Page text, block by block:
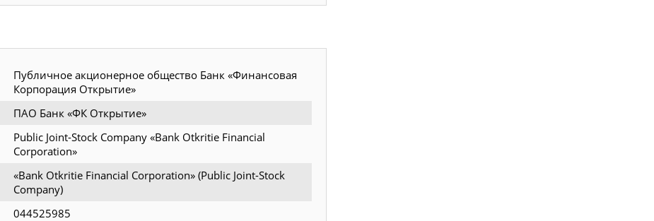
Публичное акционерное общество Банк «Финансовая
Корпорация Открытие»
ПАО Банк «ФК Открытие»
Public Joint-Stock Company «Bank Otkritie Financial
Corporation»
«Bank Otkritie Financial Corporation» (Public Joint-Stock
Company)
044525985